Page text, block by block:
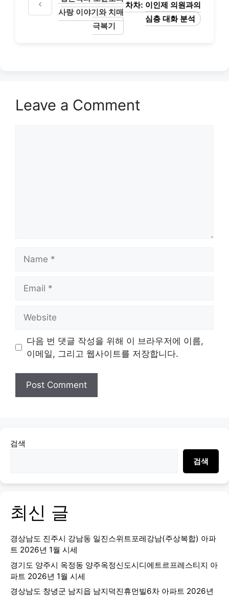
사랑 이야기와 치매
극복기
차차: 이인제 의원과의
심층 대화 분석
Leave a Comment
다음 번 댓글 작성을 위해 이 브라우저에 이름,
이메일, 그리고 웹사이트를 저장합니다.
검색
검색
최신 글
경상남도 진주시 강남동 일진스위트포레강남(주상복합) 아파
트 2026년 1월 시세
경기도 양주시 옥정동 양주옥정신도시디에트르프레스티지 아
파트 2026년 1월 시세
경상남도 창녕군 남지읍 남지덕진휴먼빌6차 아파트 2026년